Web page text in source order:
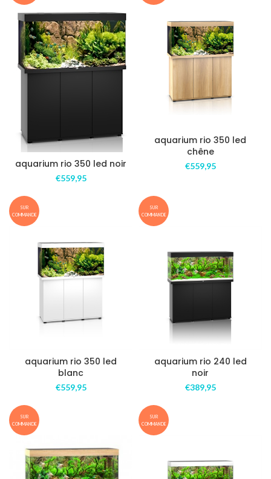
aquarium rio 350 led noir
€559,95
aquarium rio 350 led
chêne
€559,95
SUR
COMMANDE
aquarium rio 350 led
blanc
€559,95
SUR
COMMANDE
aquarium rio 240 led
noir
€389,95
SUR
COMMANDE
SUR
COMMANDE